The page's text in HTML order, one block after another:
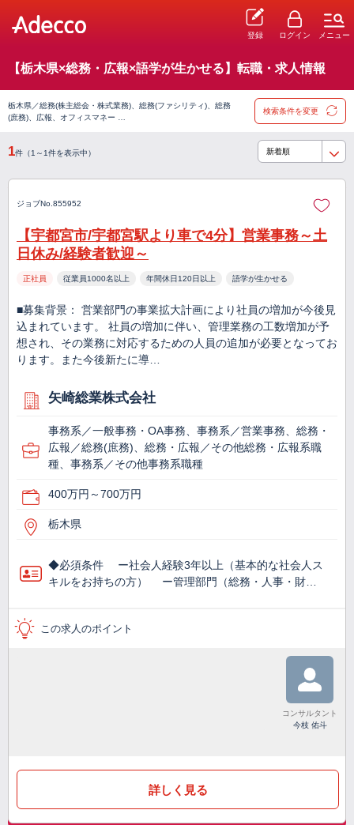
登録 ログイン メニュー
【栃木県×総務・広報×語学が生かせる】転職・求人情報
栃木県／総務(株主総会・株式業務)、総務(ファシリティ)、総務
(庶務)、広報、オフィスマネー …
検索条件を変更
1件（1～1件を表示中）
ジョブNo.855952
【宇都宮市/宇都宮駅より車で4分】営業事務～土
日休み/経験者歓迎～
正社員 従業員1000名以上 年間休日120日以上 語学が生かせる
■募集背景： 営業部門の事業拡大計画により社員の増加が今後見
込まれています。 社員の増加に伴い、管理業務の工数増加が予
想され、その業務に対応するための人員の追加が必要となってお
ります。また今後新たに導…
矢崎総業株式会社
事務系／一般事務・OA事務、事務系／営業事務、総務・
広報／総務(庶務)、総務・広報／その他総務・広報系職
種、事務系／その他事務系職種
400万円～700万円
栃木県
◆必須条件 ー社会人経験3年以上（基本的な社会人ス
キルをお持ちの方） ー管理部門（総務・人事・財…
この求人のポイント
コンサルタント
今枝 佑斗
詳しく見る